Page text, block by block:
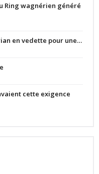
Ring wagnérien généré
en vedette pour une…
cette exigence